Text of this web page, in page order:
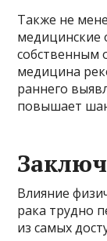
Также не
медицинские
собственным
медицина
раннего
повышает
Влияние
рака трудно
из самых